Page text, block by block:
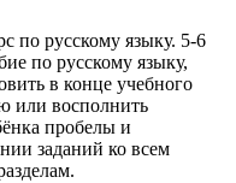
по русскому языку. 5-6
по русскому языку,
в конце учебного
или восполнить
пробелы и
заданий ко всем